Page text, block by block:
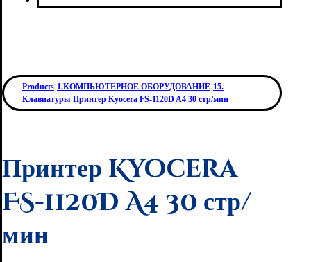
Products 1.КОМПЬЮТЕРНОЕ ОБОРУДОВАНИЕ 15.
Клавиатуры Принтер Kyocera FS-1120D A4 30 стр/мин
Принтер Kyocera
FS-1120D A4 30 стр/
мин